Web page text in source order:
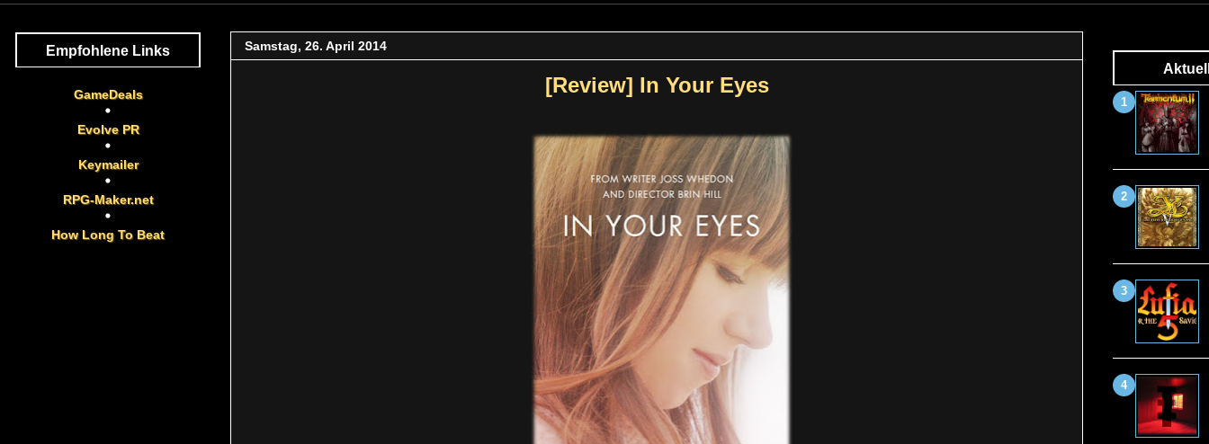
Samstag, 26. April 2014
[Review] In Your Eyes
Empfohlene Links
GameDeals
Evolve PR
Keymailer
RPG-Maker.net
How Long To Beat